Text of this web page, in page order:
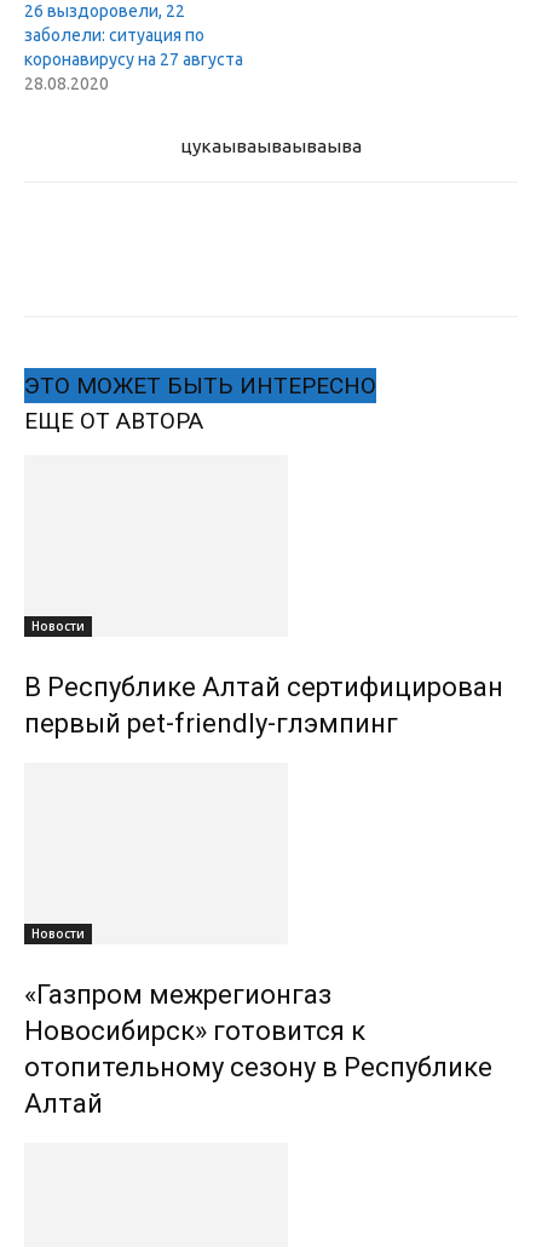
26 выздоровели, 22
заболели: ситуация по
коронавирусу на 27 августа
28.08.2020
цукаываываываыва
ЭТО МОЖЕТ БЫТЬ ИНТЕРЕСНО
ЕЩЕ ОТ АВТОРА
Новости
В Республике Алтай сертифицирован
первый pet-friendly-глэмпинг
Новости
«Газпром межрегионгаз
Новосибирск» готовится к
отопительному сезону в Республике
Алтай